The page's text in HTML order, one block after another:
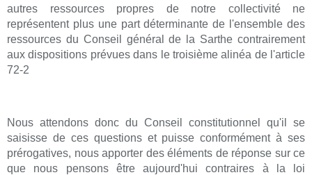
autres ressources propres de notre collectivité ne
représentent plus une part déterminante de l'ensemble des
ressources du Conseil général de la Sarthe contrairement
aux dispositions prévues dans le troisième alinéa de l'article
72-2
Nous attendons donc du Conseil constitutionnel qu'il se
saisisse de ces questions et puisse conformément à ses
prérogatives, nous apporter des éléments de réponse sur ce
que nous pensons être aujourd'hui contraires à la loi